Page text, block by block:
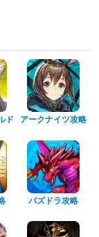
ド
アークナイツ攻略
パズドラ攻略